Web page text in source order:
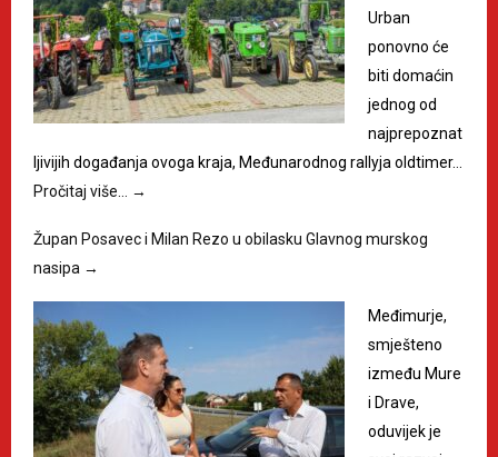
Urban
ponovno će
biti domaćin
jednog od
najprepoznat
ljivijih događanja ovoga kraja, Međunarodnog rallyja oldtimer…
Pročitaj više…
→
Župan Posavec i Milan Rezo u obilasku Glavnog murskog
nasipa →
Međimurje,
smješteno
između Mure
i Drave,
oduvijek je